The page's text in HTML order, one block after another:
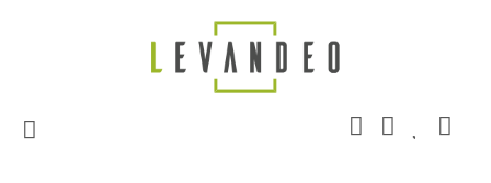
Zum Hauptinhalt springen